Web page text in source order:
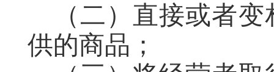
（二）直接或者
供的商品；